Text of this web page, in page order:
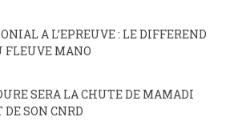
A L’EPREUVE : LE DIFFEREND
FLEUVE MANO
SERA LA CHUTE DE MAMADI
SON CNRD